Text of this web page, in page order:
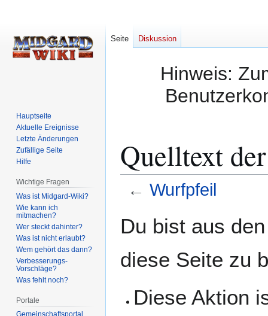
Hinweis:
Quelltext
← Wurfpfeil
Navigation
Suche
Du bist aus
diese Seite zu
Diese Aktion
Seite Diskussion
Hauptseite
Aktuelle Ereignisse
Letzte Änderungen
Zufällige Seite
Hilfe
Wichtige Fragen
Was ist Midgard-Wiki?
Wie kann ich
mitmachen?
Wer steckt dahinter?
Was ist nicht erlaubt?
Wem gehört das dann?
Verbesserungs-
Vorschläge?
Was fehlt noch?
Portale